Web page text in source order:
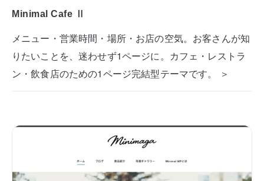
Minimal Cafe Ⅱ
メニュー・営業時間・場所・お店の空気。お客さんが知
りたいことを、迷わせず1ページに。カフェ・レストラ
ン・飲食店のための1ページ完結型テーマです。 ＞